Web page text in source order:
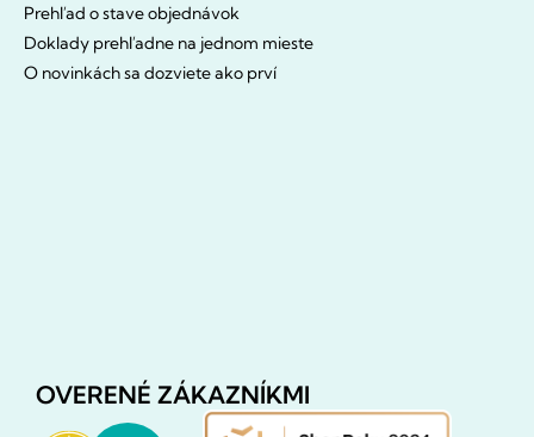
Prehľad o stave objednávok
Doklady prehľadne na jednom mieste
O novinkách sa dozviete ako prví
OVERENÉ ZÁKAZNÍKMI